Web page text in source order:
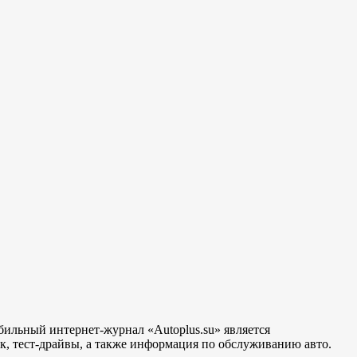
интернет-журнал «Autoplus.su» является
тест-драйвы, а также информация по обслуживанию авто.